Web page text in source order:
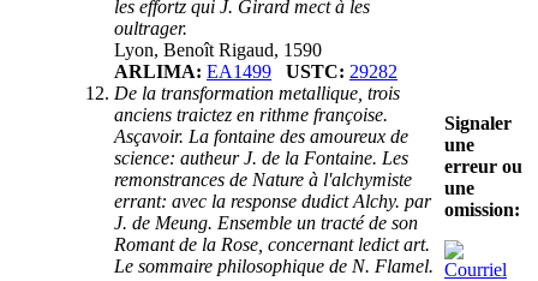
les effortz qui J. Girard mect à les
oultrager.
Lyon, Benoît Rigaud, 1590
ARLIMA: EA1499 USTC: 29282
De la transformation metallique, trois
anciens traictez en rithme françoise.
Asçavoir. La fontaine des amoureux de
science: autheur J. de la Fontaine. Les
remonstrances de Nature à l'alchymiste
errant: avec la response dudict Alchy. par
J. de Meung. Ensemble un tracté de son
Romant de la Rose, concernant ledict art.
Le sommaire philosophique de N. Flamel.
Signaler
une
erreur ou
une
omission: